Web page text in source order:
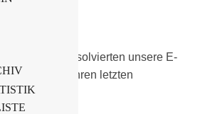
absolvierten unsere E-
Sonnabend ihren letzten
Saison.